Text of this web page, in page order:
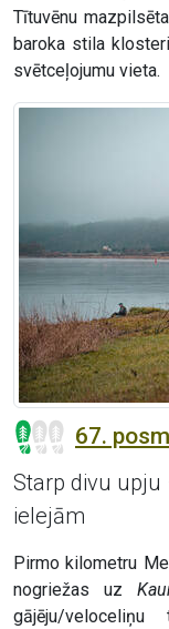
Tītuvēnu
baroka stila
svētceļojumu vieta.
67.
Starp divu
ielejām
Pirmo kilometru
nogriežas uz
gājēju/